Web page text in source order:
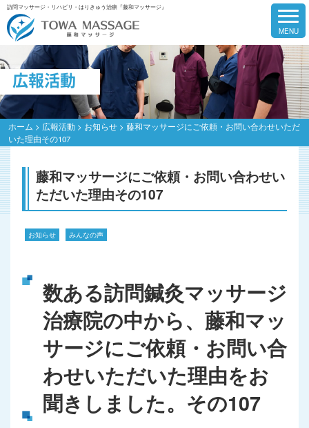
訪問マッサージ・リハビリ・はりきゅう治療『藤和マッサージ』
広報活動
ホーム > 広報活動> お知らせ> 藤和マッサージにご依頼・お問い合わせいただ
いた理由その107
藤和マッサージにご依頼・お問い合わせい
ただいた理由その107
お知らせ みんなの声
数ある訪問鍼灸マッサージ
治療院の中から、藤和マッ
サージにご依頼・お問い合
わせいただいた理由をお
聞きしました。その107